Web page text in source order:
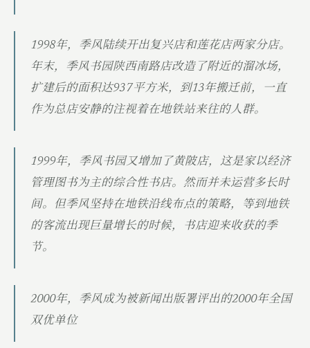
1998年，季风陆续开出复兴店和莲花店两家分店。
年末，季风书园陕西南路店改造了附近的溜冰场，
扩建后的面积达937平方米，到13年搬迁前，一直
作为总店安静的注视着在地铁站来往的人群。
1999年，季风书园又增加了黄陂店，这是家以经济
管理图书为主的综合性书店。然而并未运营多长时
间。但季风坚持在地铁沿线布点的策略，等到地铁
的客流出现巨量增长的时候，书店迎来收获的季
节。
2000年，季风成为被新闻出版署评出的2000年全国
双优单位